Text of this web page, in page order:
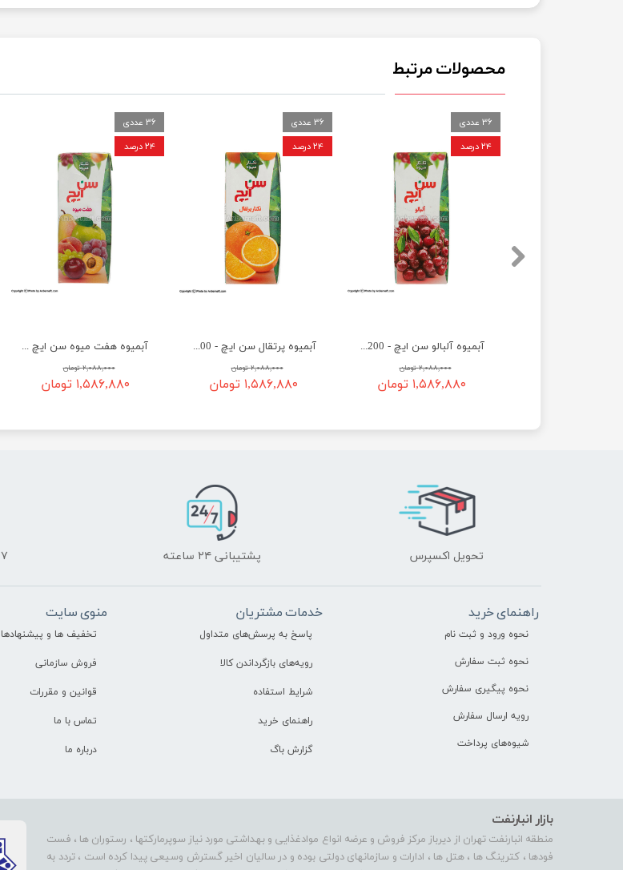
محصولات مرتبط
آبمیوه هفت میوه سن ایچ - 200 میلی‌ لیتر
۲,۰۸۸,۰۰۰ تومان
۱,۵۸۶,۸۸۰ تومان
36 عددی
۲۴ درصد
آبمیوه پرتقال سن ایچ - 200 میلی‌ لیتر
۲,۰۸۸,۰۰۰ تومان
۱,۵۸۶,۸۸۰ تومان
36 عددی
۲۴ درصد
آبمیوه آلبالو سن ایچ - 200 میلی‌ لیتر
۲,۰۸۸,۰۰۰ تومان
۱,۵۸۶,۸۸۰ تومان
36 عددی
۲۴ درصد
بازار انبارنفت
منطقه انبارنفت تهران از دیرباز مرکز فروش و عرضه انواع موادغذایی و بهداشتی مورد نیاز سوپرمارکتها ، رستوران ها ، فست
فودها ، کترینگ ها ، هتل ها ، ادارات و سازمانهای دولتی بوده و در سالیان اخیر گسترش وسیعی پیدا کرده است ، تردد به
تحویل اکسپرس پشتیبانی ۲۴ ساعته ۷ روز ضمانت بازگشت
راهنمای خرید
نحوه ورود و ثبت نام
نحوه ثبت سفارش
نحوه پیگیری سفارش
رویه ارسال سفارش
شیوه‌های پرداخت
خدمات مشتریان
پاسخ به پرسش‌های متداول
رویه‌های بازگرداندن کالا
شرایط استفاده
راهنمای خرید
گزارش باگ
منوی سایت
تخفیف ها و پیشنهادها
فروش سازمانی
قوانین و مقررات
تماس با ما
درباره ما